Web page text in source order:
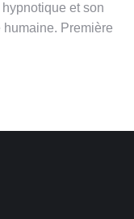
et son
humaine. Première